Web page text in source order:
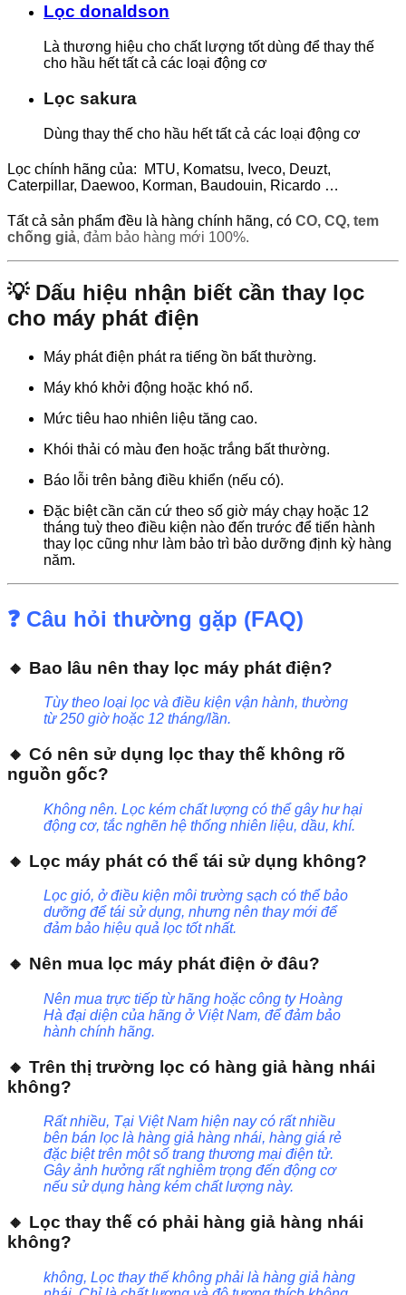
Lọc donaldson
Là thương hiệu cho chất lượng tốt dùng để thay thế
cho hầu hết tất cả các loại động cơ
Lọc sakura
Dùng thay thế cho hầu hết tất cả các loại động cơ
Lọc chính hãng của: MTU, Komatsu, Iveco, Deuzt,
Caterpillar, Daewoo, Korman, Baudouin, Ricardo …
Tất cả sản phẩm đều là hàng chính hãng, có CO, CQ, tem
chống giả, đảm bảo hàng mới 100%.
💡 Dấu hiệu nhận biết cần thay lọc
cho máy phát điện
Máy phát điện phát ra tiếng ồn bất thường.
Máy khó khởi động hoặc khó nổ.
Mức tiêu hao nhiên liệu tăng cao.
Khói thải có màu đen hoặc trắng bất thường.
Báo lỗi trên bảng điều khiển (nếu có).
Đặc biệt cần căn cứ theo số giờ máy chạy hoặc 12
tháng tuỳ theo điều kiện nào đến trước để tiến hành
thay lọc cũng như làm bảo trì bảo dưỡng định kỳ hàng
năm.
❓ Câu hỏi thường gặp (FAQ)
🔸 Bao lâu nên thay lọc máy phát điện?
Tùy theo loại lọc và điều kiện vận hành, thường
từ 250 giờ hoặc 12 tháng/lần.
🔸 Có nên sử dụng lọc thay thế không rõ
nguồn gốc?
Không nên. Lọc kém chất lượng có thể gây hư hại
động cơ, tắc nghẽn hệ thống nhiên liệu, dầu, khí.
🔸 Lọc máy phát có thể tái sử dụng không?
Lọc gió, ở điều kiện môi trường sạch có thể bảo
dưỡng để tái sử dụng, nhưng nên thay mới để
đảm bảo hiệu quả lọc tốt nhất.
🔸 Nên mua lọc máy phát điện ở đâu?
Nên mua trực tiếp từ hãng hoặc công ty Hoàng
Hà đại diện của hãng ở Việt Nam, để đảm bảo
hành chính hãng.
🔸 Trên thị trường lọc có hàng giả hàng nhái
không?
Rất nhiều, Tại Việt Nam hiện nay có rất nhiều
bên bán lọc là hàng giả hàng nhái, hàng giá rẻ
đặc biệt trên một số trang thương mại điện tử.
Gây ảnh hưởng rất nghiêm trọng đến động cơ
nếu sử dụng hàng kém chất lượng này.
🔸 Lọc thay thế có phải hàng giả hàng nhái
không?
không, Lọc thay thế không phải là hàng giả hàng